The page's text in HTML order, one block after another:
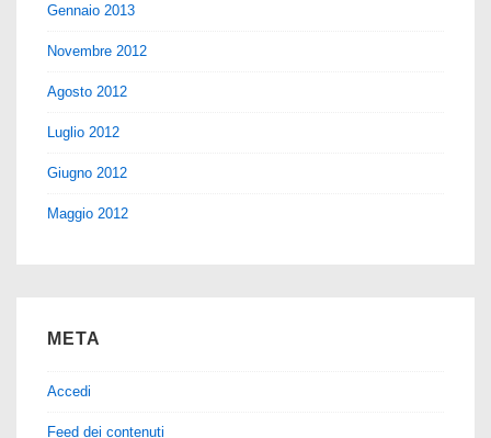
Gennaio 2013
Novembre 2012
Agosto 2012
Luglio 2012
Giugno 2012
Maggio 2012
META
Accedi
Feed dei contenuti